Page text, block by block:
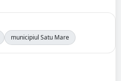
municipiul Satu Mare